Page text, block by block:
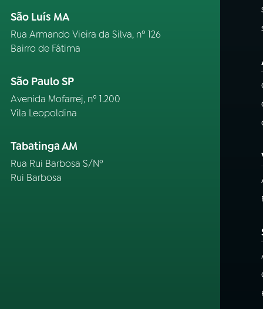
São Luís MA
Rua Armando Vieira da Silva, nº 126
Bairro de Fátima
São Paulo SP
Avenida Mofarrej, nº 1.200
Vila Leopoldina
Tabatinga AM
Rua Rui Barbosa S/Nº
Rui Barbosa